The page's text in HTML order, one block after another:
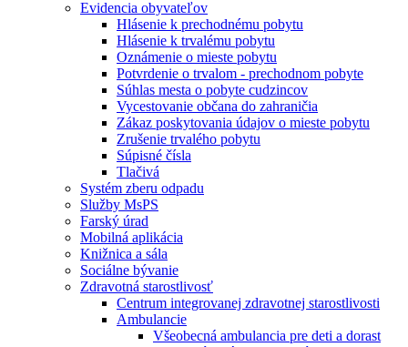
Evidencia obyvateľov
Hlásenie k prechodnému pobytu
Hlásenie k trvalému pobytu
Oznámenie o mieste pobytu
Potvrdenie o trvalom - prechodnom pobyte
Súhlas mesta o pobyte cudzincov
Vycestovanie občana do zahraničia
Zákaz poskytovania údajov o mieste pobytu
Zrušenie trvalého pobytu
Súpisné čísla
Tlačivá
Systém zberu odpadu
Služby MsPS
Farský úrad
Mobilná aplikácia
Knižnica a sála
Sociálne bývanie
Zdravotná starostlivosť
Centrum integrovanej zdravotnej starostlivosti
Ambulancie
Všeobecná ambulancia pre deti a dorast